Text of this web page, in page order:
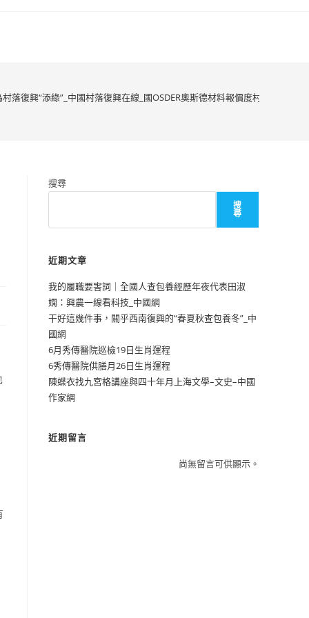
落復興“添綠”_中國村落復興在線_國OSDER奧斯德材料報價度村落復興信息
搜尋
搜
尋
近期文章
我的履職要害詞｜全國人查包養經歷年夜代表田淑
嫻：興農一線看科技_中國網
干好這幾件事，關乎西南復興的“春夏秋查包養冬”_中
國網
6月秀傳醫院巡檢19日生肖運程
6秀傳醫院供膳月26日生肖運程
陳蝶衣找九宮格講座與四十年月上海文學–文史–中國
作家網
近期留言
尚無留言可供顯示。